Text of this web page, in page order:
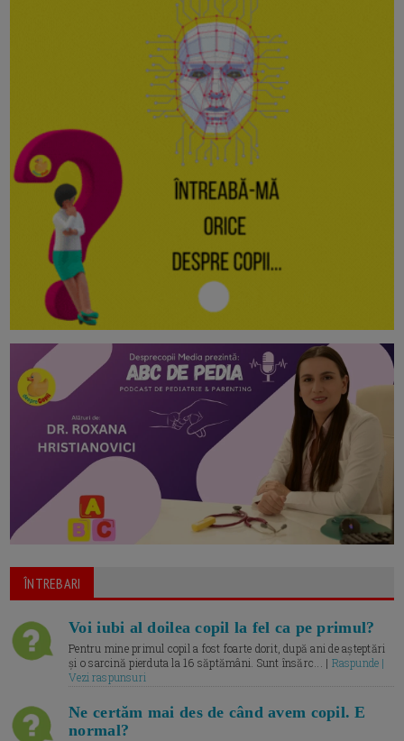
ÎNTREBARI
Voi iubi al doilea copil la fel ca pe primul?
Pentru mine primul copil a fost foarte dorit, după ani de așteptări
și o sarcină pierduta la 16 săptămâni. Sunt însărc... | Raspunde |
Vezi raspunsuri
Ne certăm mai des de când avem copil. E
normal?